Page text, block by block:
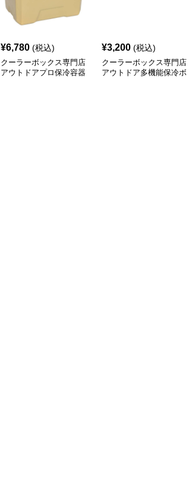
¥6,780 (税込)
クーラーボックス専門店
アウトドアプロ保冷容器
¥3,200 (税込)
クーラーボックス専門店
アウトドア多機能保冷ボ